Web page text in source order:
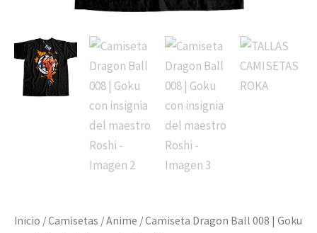
Inicio /Camisetas /Anime / Camiseta Dragon Ball 008 | Goku